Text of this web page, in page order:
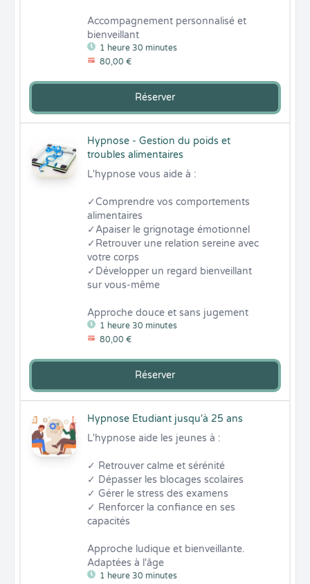
1 heure 30 minutes
80,00 €
Accompagnement personnalisé et
bienveillant
Réserver
Hypnose - Gestion du poids et
troubles alimentaires
1 heure 30 minutes
80,00 €
L'hypnose vous aide à :
✓Comprendre vos comportements
alimentaires
✓Apaiser le grignotage émotionnel
✓Retrouver une relation sereine avec
votre corps
✓Développer un regard bienveillant
sur vous-même
Approche douce et sans jugement
Réserver
Hypnose Etudiant jusqu'à 25 ans
1 heure 30 minutes
L'hypnose aide les jeunes à :
✓ Retrouver calme et sérénité
✓ Dépasser les blocages scolaires
✓ Gérer le stress des examens
✓ Renforcer la confiance en ses
capacités
Approche ludique et bienveillante.
Adaptées à l'âge